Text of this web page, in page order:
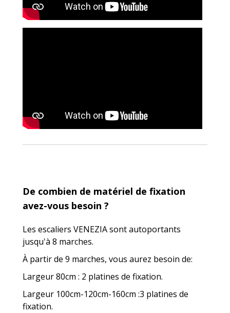
De combien de matériel de fixation
avez-vous besoin ?
Les escaliers VENEZIA sont autoportants
jusqu'à 8 marches.
À partir de 9 marches, vous aurez besoin de:
Largeur 80cm : 2 platines de fixation.
Largeur 100cm-120cm-160cm :3 platines de
fixation.